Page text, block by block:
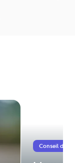
Conseil de